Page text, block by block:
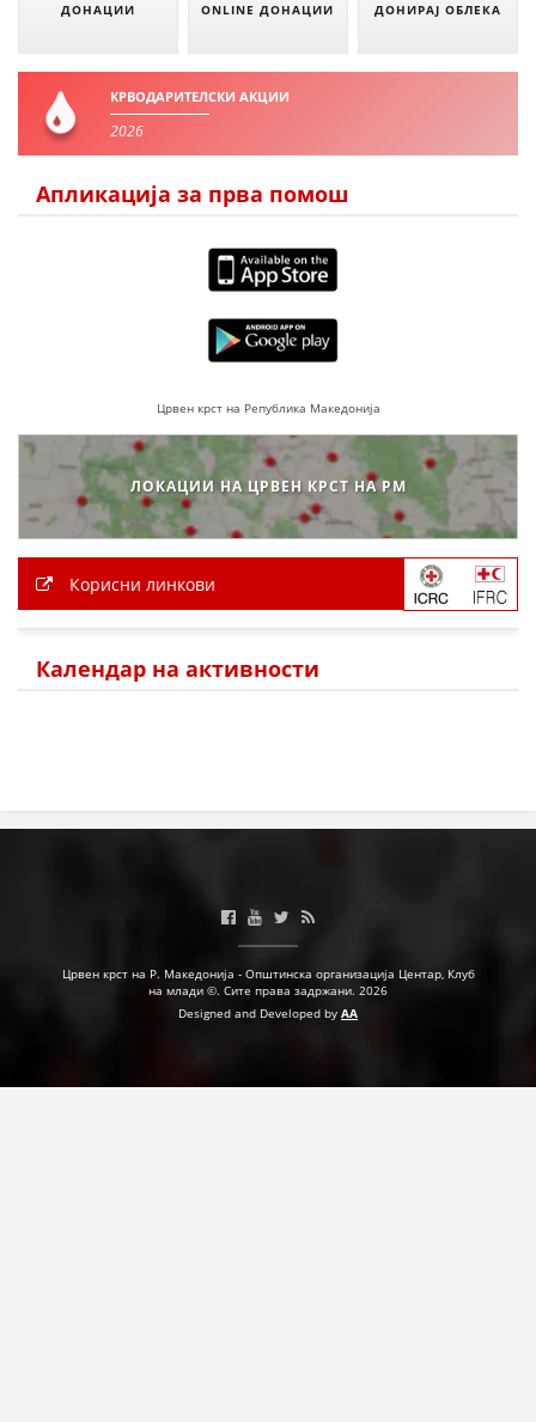
ДОНАЦИИ ONLINE ДОНАЦИИ ДОНИРАЈ ОБЛЕКА
КРВОДАРИТЕЛСКИ АКЦИИ
2026
Апликација за прва помош
Црвен крст на Република Македонија
ЛОКАЦИИ НА ЦРВЕН КРСТ НА РМ
Корисни линкови
Календар на активности
Црвен крст на Р. Македонија - Општинска организација Центар, Клуб
на млади ©. Сите права задржани. 2026
Designed and Developed by AA